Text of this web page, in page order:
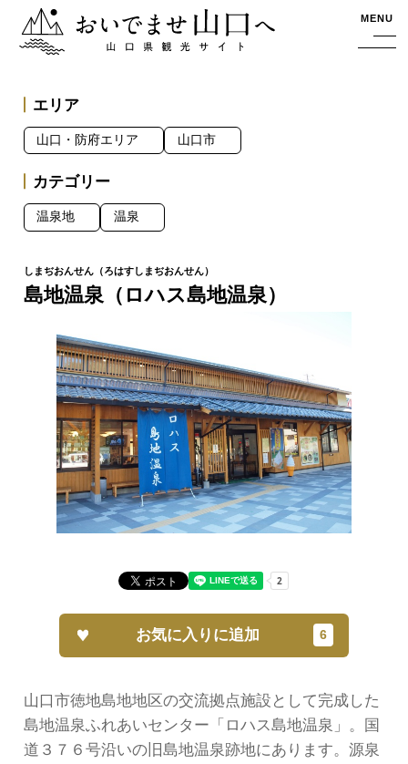
おいでませ山口へー山口県観光サイト MENU
島地温泉（ロハス島地温泉）
山口市徳地島地地区の交流拠点施設として完成した
島地温泉ふれあいセンター「ロハス島地温泉」。国
道３７６号沿いの旧島地温泉跡地にあります。源泉
お気に入りに追加
エリア
山口・防府エリア 山口市
カテゴリー
温泉地 温泉